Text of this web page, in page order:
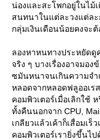
น่องและสะโพกอยู่ในไม้
สนทนาในแต่ละวงแต่ล
กลุ่มเงินเดือนน้อยคงจะ
ลองหาหนทางประหยัดดู
จริง ๆ บางเรื่องอาจมอ
ซมันหนาจนเกินความจ
หลอดจากหลอดฟลูออเร
คอมพิวเตอร์เมื่อเลิกใช้
ทั้งคืนนอกจาก CPU,
เกลียวแล้วเค้าก็เสื่อมเ
คอมพิวเตอร์เรายิ่งขึ้นไ